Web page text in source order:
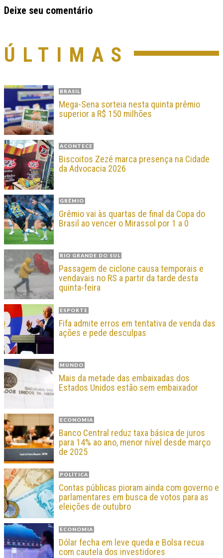
Deixe seu comentário
ÚLTIMAS
BRASIL
Mega-Sena sorteia nesta quinta prêmio
superior a R$ 150 milhões
ACONTECE
Biscoitos Zezé marca presença na Cidade
da Advocacia 2026
GRÊMIO
Grêmio vai às quartas de final da Copa do
Brasil ao vencer o Mirassol por 1 a 0
RIO GRANDE DO SUL
Passagem de ciclone causa temporais e
vendavais no RS a partir da tarde desta
quinta-feira
ESPORTE
Fifa admite erros em tentativa de venda das
ações e pede desculpas
MUNDO
Mais da metade das embaixadas dos
Estados Unidos estão sem embaixador
ECONOMIA
Banco Central reduz taxa básica de juros
para 14% ao ano, menor nível desde março
de 2025
POLÍTICA
Contas públicas pioram ainda com governo e
parlamentares em busca de votos para as
eleições de outubro
ECONOMIA
Dólar fecha em leve queda e Bolsa recua
com cautela dos investidores